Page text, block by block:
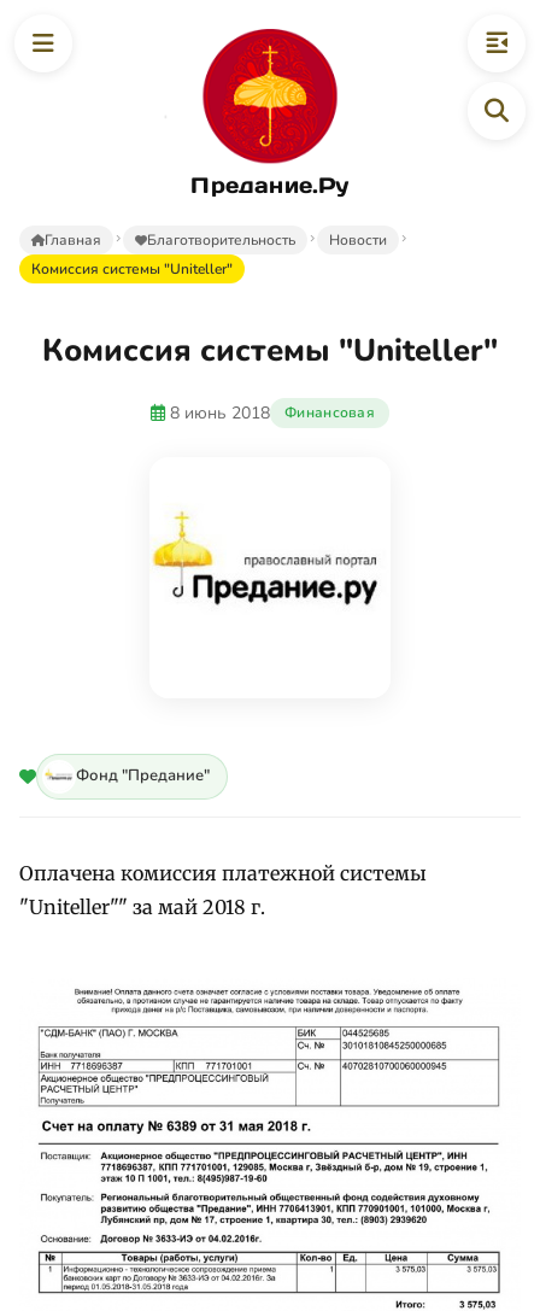
Предание.Ру
Главная Благотворительность
Новости
Комиссия системы "Uniteller"
Комиссия системы "Uniteller"
8 июнь 2018 Финансовая
Фонд "Предание"
Оплачена комиссия платежной системы
"Uniteller"" за май 2018 г.